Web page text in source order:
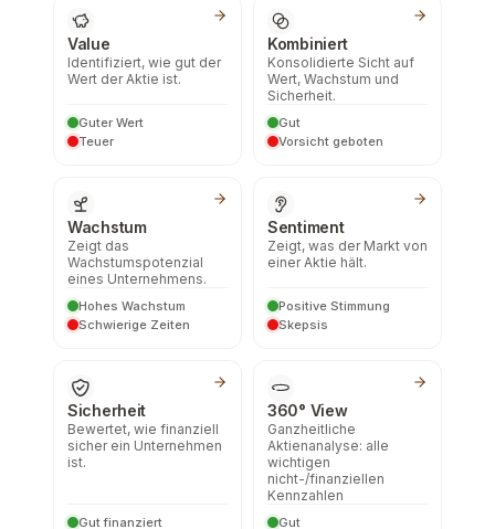
Value
Identifiziert, wie gut der
Wert der Aktie ist.
Guter Wert
Teuer
Kombiniert
Konsolidierte Sicht auf
Wert, Wachstum und
Sicherheit.
Gut
Vorsicht geboten
Wachstum
Zeigt das
Wachstumspotenzial
eines Unternehmens.
Hohes Wachstum
Schwierige Zeiten
Sentiment
Zeigt, was der Markt von
einer Aktie hält.
Positive Stimmung
Skepsis
Sicherheit
Bewertet, wie finanziell
sicher ein Unternehmen
ist.
Gut finanziert
360° View
Ganzheitliche
Aktienanalyse: alle
wichtigen
nicht-/finanziellen
Kennzahlen
Gut